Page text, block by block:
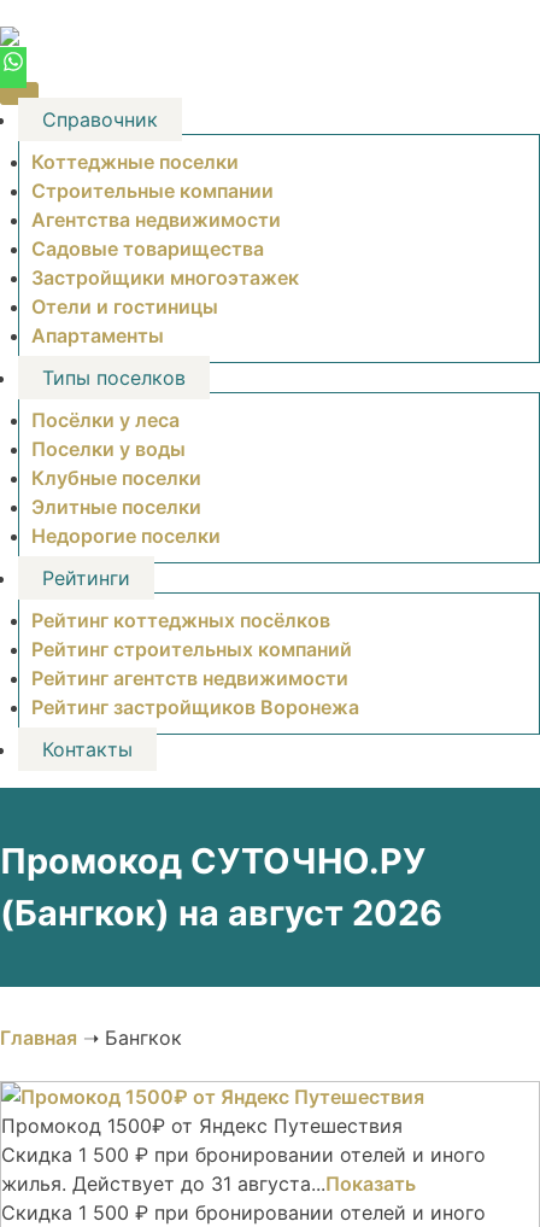
to
content
Справочник
Коттеджные поселки
Строительные компании
Агентства недвижимости
Садовые товарищества
Застройщики многоэтажек
Отели и гостиницы
Апартаменты
Типы поселков
Посёлки у леса
Поселки у воды
Клубные поселки
Элитные поселки
Недорогие поселки
Рейтинги
Рейтинг коттеджных посёлков
Рейтинг строительных компаний
Рейтинг агентств недвижимости
Рейтинг застройщиков Воронежа
Контакты
Промокод СУТОЧНО.РУ
(Бангкок) на август 2026
Главная ➝ Бангкок
Промокод 1500₽ от Яндекс Путешествия
Скидка 1 500 ₽ при бронировании отелей и иного
жилья. Действует до 31 августа...Показать
Скидка 1 500 ₽ при бронировании отелей и иного